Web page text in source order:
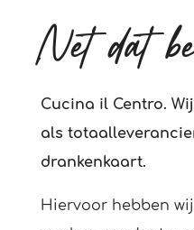
Net dat
Cucina il Centro.
als
drankenkaart.
Hiervoor hebben